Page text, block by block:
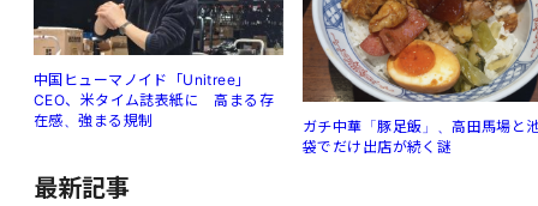
中国ヒューマノイド「Unitree」
CEO、米タイム誌表紙に 高まる存
在感、強まる規制
ガチ中華「豚足飯」、高田馬場と
袋でだけ出店が続く謎
最新記事